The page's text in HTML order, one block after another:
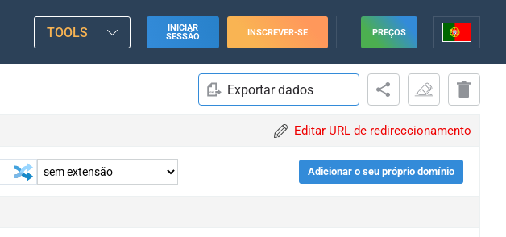
TOOLS
INICIAR
SESSÃO
INSCREVER-SE PREÇOS
Exportar dados
Editar URL de redireccionamento
Adicionar o seu próprio domínio